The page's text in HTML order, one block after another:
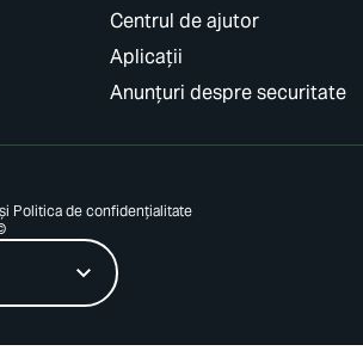
Centrul de ajutor
Aplicații
Anunțuri despre securitate
Politica de confidențialitate